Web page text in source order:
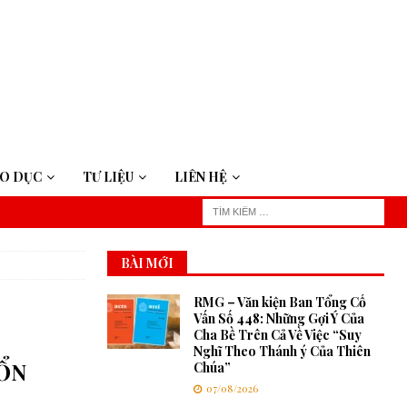
DỤC TƯ LIỆU LIÊN HỆ
BÀI MỚI
RMG – Văn kiện Ban Tổng Cố
Vấn Số 448: Những Gợi Ý Của
Cha Bề Trên Cả Về Việc “Suy
Nghĩ Theo Thánh ý Của Thiên
Chúa”
07/08/2026